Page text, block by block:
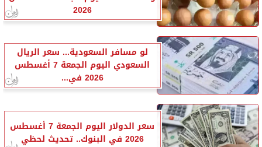
2026
لو مسافر السعودية... سعر الريال
السعودي اليوم الجمعة 7 أغسطس
2026 في...
سعر الدولار اليوم الجمعة 7 أغسطس
2026 في البنوك.. تحديث لحظي